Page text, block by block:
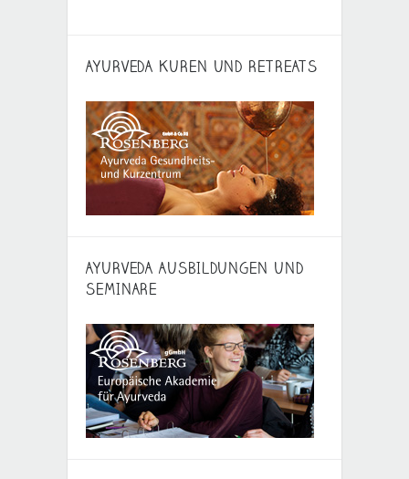
AYURVEDA KUREN UND RETREATS
AYURVEDA AUSBILDUNGEN UND
SEMINARE